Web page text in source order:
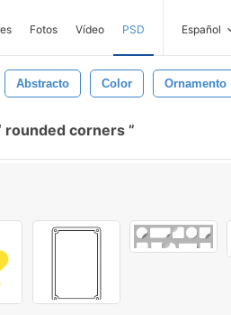
Fotos Vídeo PSD Español
Abstracto Color Ornamento
rounded corners